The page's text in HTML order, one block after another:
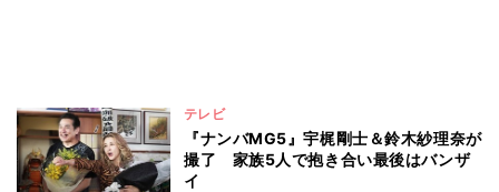
テレビ
『ナンバMG5』宇梶剛士＆鈴木紗理奈が
撮了 家族5人で抱き合い最後はバンザ
イ